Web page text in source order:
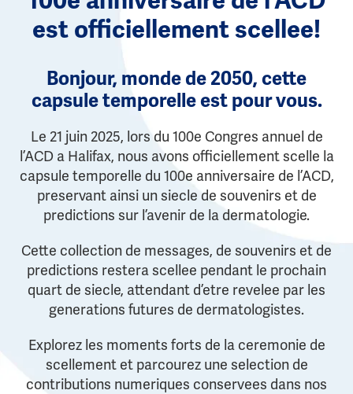
est officiellement scellee!
Bonjour, monde de 2050, cette
capsule temporelle est pour vous.
Le 21 juin 2025, lors du 100e Congres annuel de
l’ACD a Halifax, nous avons officiellement scelle la
capsule temporelle du 100e anniversaire de l’ACD,
preservant ainsi un siecle de souvenirs et de
predictions sur l’avenir de la dermatologie.
Cette collection de messages, de souvenirs et de
predictions restera scellee pendant le prochain
quart de siecle, attendant d’etre revelee par les
generations futures de dermatologistes.
Explorez les moments forts de la ceremonie de
scellement et parcourez une selection de
contributions numeriques conservees dans nos